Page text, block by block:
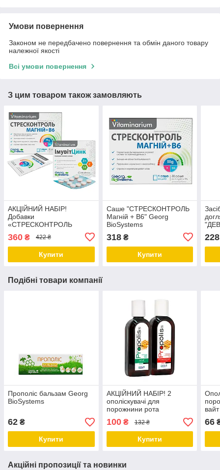
Умови повернення
Законом не передбачено повернення та обмін даного товару
належної якості
Всі умови повернення
З цим товаром також замовляють
АКЦІЙНИЙ НАБІР!
Добавки
«СТРЕСКОНТРОЛЬ
«ІМУВІТЦИНК» Georg
BioSystems
360 ₴ 422 ₴
Купити
Саше "СТРЕСКОНТРОЛЬ
Магній + В6" Georg
BioSystems
318₴
Купити
228
Подібні товари компанії
Прополіс бальзам Georg
BioSystems
62 ₴
Купити
АКЦІЙНИЙ НАБІР! 2
ополіскувачі для
порожнини рота
«Прополіс Дент» +
«Прополіс Пародонт» за
ЗНИЖЕНОЮ ЦІНОЮ
100₴ 132 ₴
Купити
66
Акційні пропозиції та новинки